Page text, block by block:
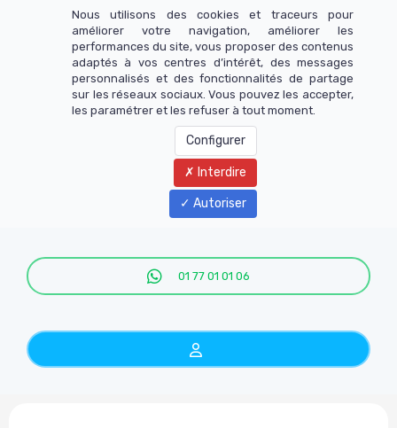
Menu
01 77 01 01 06
Nous utilisons des cookies et traceurs pour
améliorer votre navigation, améliorer les
performances du site, vous proposer des contenus
adaptés à vos centres d’intérêt, des messages
personnalisés et des fonctionnalités de partage
sur les réseaux sociaux. Vous pouvez les accepter,
les paramétrer et les refuser à tout moment.
Configurer
Interdire
Autoriser